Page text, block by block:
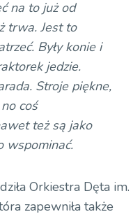
na to już od
trwa. Jest to
Były konie i
jedzie.
Stroje piękne,
coś
też są jako
wspominać.
Orkiestra Dęta im.
zapewniła także